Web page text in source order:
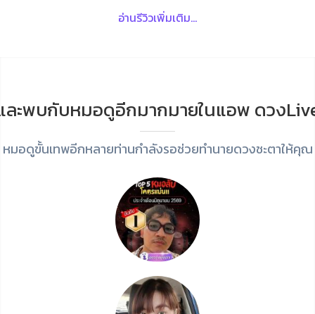
อ่านรีวิวเพิ่มเติม...
ละพบกับหมอดูอีกมากมายในแอพ ดวง
หมอดูขั้นเทพอีกหลายท่านกำลังรอช่วยทำนายดวงชะตาให้คุณ